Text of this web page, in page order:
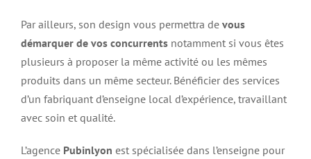
Par ailleurs, son design vous permettra de vous
démarquer de vos concurrents notamment si vous êtes
plusieurs à proposer la même activité ou les mêmes
produits dans un même secteur. Bénéficier des services
d’un fabriquant d’enseigne local d’expérience, travaillant
avec soin et qualité.
L’agence Pubinlyon est spécialisée dans l’enseigne pour